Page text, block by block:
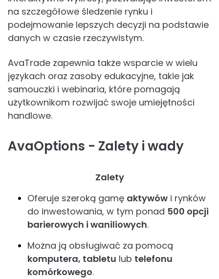
na szczegółowe śledzenie rynku i
podejmowanie lepszych decyzji na podstawie
danych w czasie rzeczywistym.
AvaTrade zapewnia także wsparcie w wielu
językach oraz zasoby edukacyjne, takie jak
samouczki i webinaria, które pomagają
użytkownikom rozwijać swoje umiejętności
handlowe.
AvaOptions - Zalety i wady
Zalety
Oferuje szeroką gamę aktywów i rynków
do inwestowania, w tym ponad 500 opcji
barierowych i waniliowych.
Można ją obsługiwać za pomocą
komputera, tabletu lub telefonu
komórkowego.